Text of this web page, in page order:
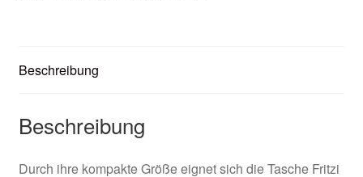
Beschreibung
Beschreibung
Durch ihre kompakte Größe eignet sich die Tasche Fritzi